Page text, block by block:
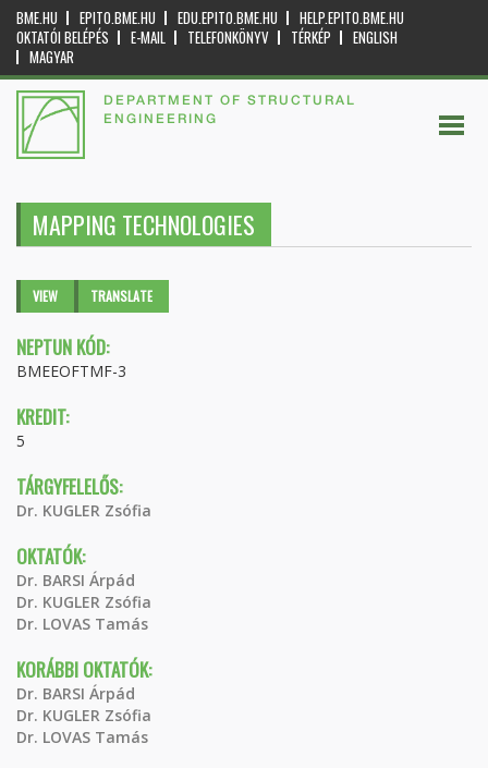
BME.HU EPITO.BME.HU EDU.EPITO.BME.HU
HELP.EPITO.BME.HU
OKTATÓI BELÉPÉS
E-MAIL TELEFONKÖNYV TÉRKÉP
ENGLISH
MAGYAR
DEPARTMENT OF STRUCTURAL
ENGINEERING
MAPPING TECHNOLOGIES
Primary tabs
VIEW (ACTIVETRANSLATE
NEPTUN KÓD:
BMEEOFTMF-3
KREDIT:
5
TÁRGYFELELŐS:
Dr. KUGLER Zsófia
OKTATÓK:
Dr. BARSI Árpád
Dr. KUGLER Zsófia
Dr. LOVAS Tamás
KORÁBBI OKTATÓK:
Dr. BARSI Árpád
Dr. KUGLER Zsófia
Dr. LOVAS Tamás